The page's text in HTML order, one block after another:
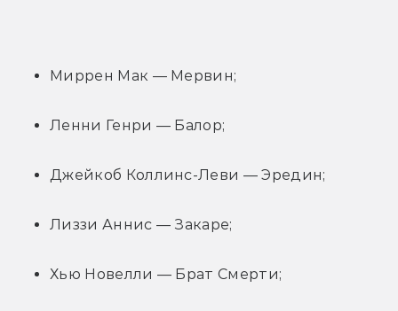
Миррен Мак — Мервин;
Ленни Генри — Балор;
Джейкоб Коллинс-Леви — Эредин;
Лиззи Аннис — Закаре;
Хью Новелли — Брат Смерти;